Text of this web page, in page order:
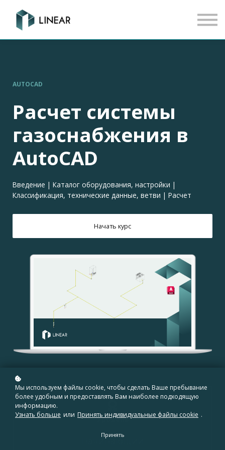
РЕГИСТРАЦИЯ
AUTOCAD
Расчет системы
газоснабжения в
AutoCAD
Введение | Каталог оборудования, настройки |
Классификация, технические данные, ветви | Расчет
Начать курс
Уровень
Начинающий
Мы используем файлы cookie, чтобы сделать Ваше пребывание
более удобным и предоставлять Вам наиболее подходящую
информацию.
Узнать больше или Принять индивидуальные файлы cookie .
Принять